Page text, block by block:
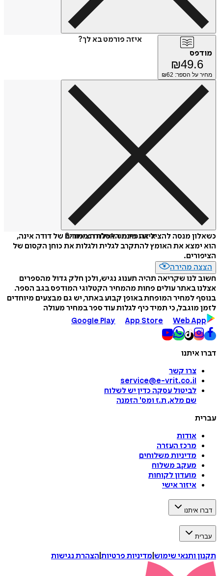
איזה פורמט בא לך?
מודפס
₪49.6
מחיר על הספר: ₪ 62
איזה פורמט לשלוח כמתנה?
כשאלון מנסה להציל את פינת האכלת הציפורים של דודה אינה,
הוא ימצא את האומץ להתקרב לגלית ולגלות את כוחן הקסום של
הציפורים.
הצצה מהירה
חשוב לנו שקריאה תהיה תענוג נגיש, ולכן חלק גדול מהספרים
אצלנו באתר עולים פחות מהמחיר הקטלוגי המודפס בגב הספר.
בנוסף למחיר המופחת באופן קבוע באתר, יש גם מבצעים מיוחדים
לזמן מוגבל, כי תמיד כיף לגלות עוד ספר במחיר מעולה
Google Play
App Store Web App
דברו איתנו
צרו קשר
service@e-vrit.co.il
לביטול עסקה כדין יש לשלוח
שם מלא, ת.ז ומס' הזמנה
עברית
אודות
מרכז העזרה
מדיניות משלוחים
מעקב משלוח
מועדון לקוחות
איזור אישי
דברו איתנו
עברית
תקנון ותנאי שימוש מדיניות פרטיות הצהרת נגישות